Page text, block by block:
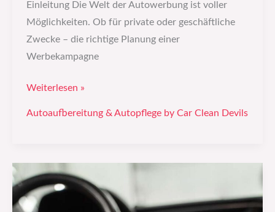
Einleitung Die Welt der Autowerbung ist voller
Möglichkeiten. Ob für private oder geschäftliche
Zwecke – die richtige Planung einer
Werbekampagne
Weiterlesen »
Autoaufbereitung & Autopflege by Car Clean Devils
Autoreinigung:
Mit
diesen